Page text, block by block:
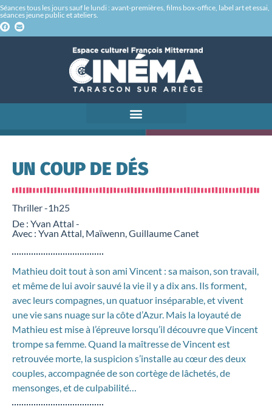
Séances tous les jours sauf le lundi : avant-premières, films box-office, label art et essai,
séances jeune public et ateliers.
UN COUP DE DÉS
Thriller -1h25
De : Yvan Attal -
Avec : Yvan Attal, Maïwenn, Guillaume Canet
Mathieu doit tout à son ami Vincent : sa maison, son travail,
et même de lui avoir sauvé la vie il y a dix ans. Ils forment,
avec leurs compagnes, un quatuor inséparable, et vivent
une vie sans nuage sur la côte d’Azur. Mais la loyauté de
Mathieu est mise à l’épreuve lorsqu’il découvre que Vincent
trompe sa femme. Quand la maîtresse de Vincent est
retrouvée morte, la suspicion s’installe au cœur des deux
couples, accompagnée de son cortège de lâchetés, de
mensonges, et de culpabilité…